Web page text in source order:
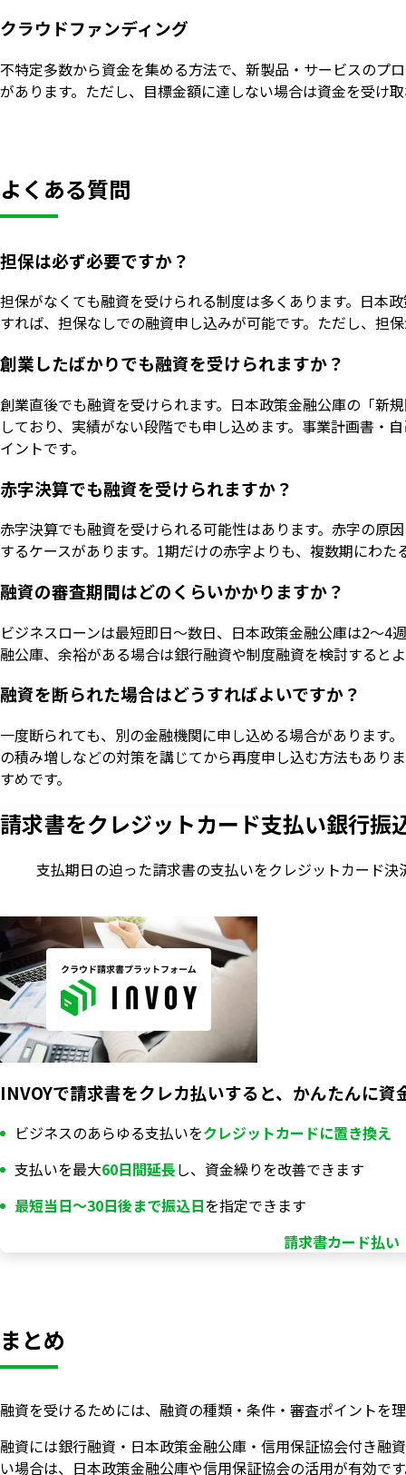
クラウドファンディング
不特定多数から資金を集める方法で、新製品・サービスのプ
があります。ただし、目標金額に達しない場合は資金を受け
よくある質問
担保は必ず必要ですか？
担保がなくても融資を受けられる制度は多くあります。日本
すれば、担保なしでの融資申し込みが可能です。ただし、担
創業したばかりでも融資を受けられますか？
創業直後でも融資を受けられます。日本政策金融公庫の「新
しており、実績がない段階でも申し込めます。事業計画書・
イントです。
赤字決算でも融資を受けられますか？
赤字決算でも融資を受けられる可能性はあります。赤字の原
するケースがあります。1期だけの赤字よりも、複数期にわ
融資の審査期間はどのくらいかかりますか？
ビジネスローンは最短即日〜数日、日本政策金融公庫は2〜
融公庫、余裕がある場合は銀行融資や制度融資を検討すると
融資を断られた場合はどうすればよいですか？
一度断られても、別の金融機関に申し込める場合があります
の積み増しなどの対策を講じてから再度申し込む方法もあり
すめです。
請求書をクレジットカード支払い銀行振
支払期日の迫った請求書の支払いをクレジットカード決
INVOYで請求書をクレカ払いすると、かんたんに資
ビジネスのあらゆる支払いをクレジットカードに置き換え
支払いを最大60日間延長し、資金繰りを改善できます
最短当日〜30日後まで振込日を指定できます
請求書カード払い
まとめ
融資を受けるためには、融資の種類・条件・審査ポイントを
融資には銀行融資・日本政策金融公庫・信用保証協会付き融
い場合は、日本政策金融公庫や信用保証協会の活用が有効で